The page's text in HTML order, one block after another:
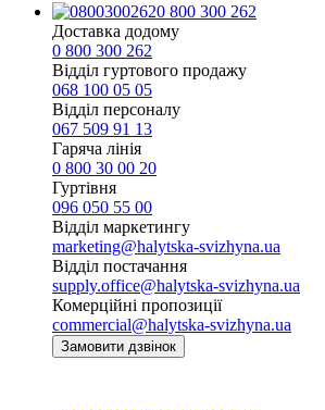
0 800 300 262
Доставка додому
0 800 300 262
Відділ гуртового продажу
068 100 05 05​
Відділ персоналу
067 509 91 13
Гаряча лінія
0 800 30 00 20
Гуртівня
096 050 55 00
Відділ маркетингу
marketing@halytska-svizhyna.ua
Відділ постачання
supply.office@halytska-svizhyna.ua
Комерційні пропозиції
commercial@halytska-svizhyna.ua
Замовити дзвінок